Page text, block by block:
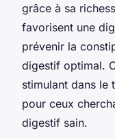
grâce à sa
favorisent une
prévenir la
digestif optimal.
stimulant dans le
pour ceux
digestif sain.